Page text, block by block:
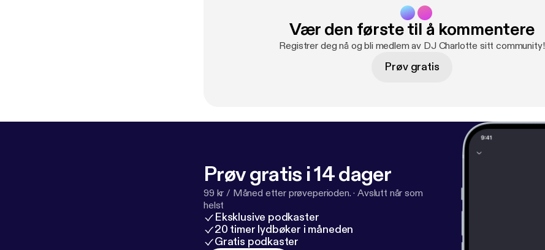
Vær den første til å kommentere
Registrer deg nå og bli medlem av DJ Charlotte sitt community!
Prøv gratis
Prøv gratis i 14 dager
99 kr / Måned etter prøveperioden. ·Avslutt når som
helst
Eksklusive podkaster
20 timer lydbøker i måneden
Gratis podkaster